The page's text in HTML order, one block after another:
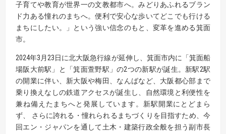
子育てや教育が世界一の文教都市へ。みどりあふれるブラン
ド力ある憧れのまちへ。便利で安心な歩いてどこでも行ける
まちにしたい。」という強い信念のもと、変革を進める箕面
市。
2024年3月23日に北大阪急行線が延伸し、箕面市内に「箕面船
場阪大前駅」と「箕面萱野駅」の2つの新駅が誕生。新駅2駅
の開業に伴い、新大阪や梅田、なんばなど、大阪都心部まで
乗り換えなしの鉄道アクセスが誕生し、自然環境と利便性を
兼ね備えたまちへと発展しています。新駅開業にとどまら
ず、 さらに誇れる・憧れられるまちづくりを目指すため、今
回エン・ジャパンを通して土木・建築行政全般を担う副市長